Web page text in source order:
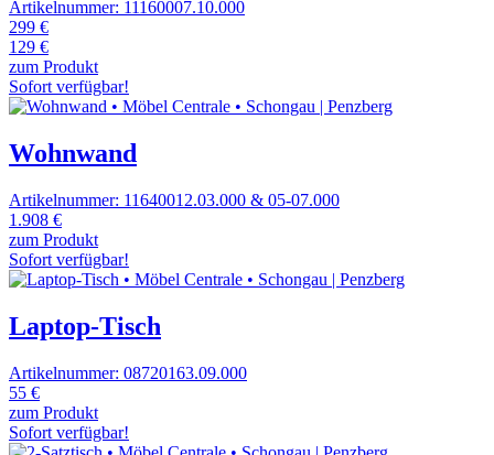
Artikelnummer: 11160007.10.000
299 €
129 €
zum Produkt
Sofort verfügbar!
Wohnwand
Artikelnummer: 11640012.03.000 & 05-07.000
1.908 €
zum Produkt
Sofort verfügbar!
Laptop-Tisch
Artikelnummer: 08720163.09.000
55 €
zum Produkt
Sofort verfügbar!